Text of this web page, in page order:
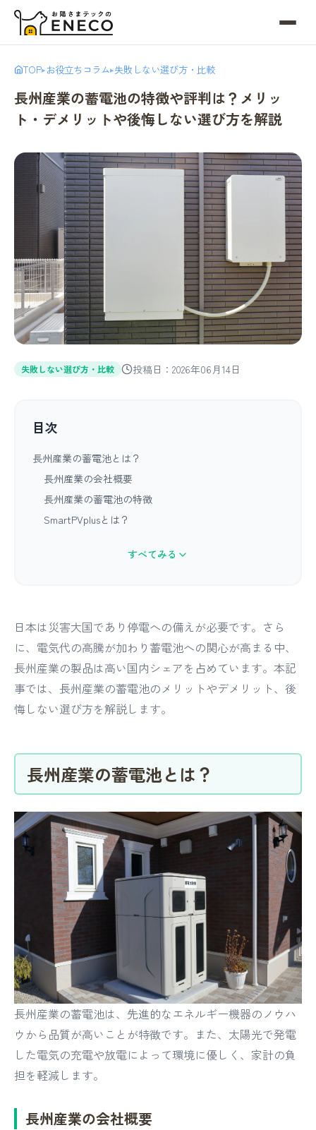
TOP▸お役立ちコラム▸失敗しない選び方・比較
長州産業の蓄電池の特徴や評判は？メリッ
ト・デメリットや後悔しない選び方を解説
失敗しない選び方・比較 投稿日：2026年06月14日
目次
長州産業の蓄電池とは？
長州産業の会社概要
長州産業の蓄電池の特徴
SmartPVplusとは？
すべてみる
日本は災害大国であり停電への備えが必要です。さら
に、電気代の高騰が加わり蓄電池への関心が高まる中、
長州産業の製品は高い国内シェアを占めています。本記
事では、長州産業の蓄電池のメリットやデメリット、後
悔しない選び方を解説します。
長州産業の蓄電池とは？
長州産業の蓄電池は、先進的なエネルギー機器のノウハ
ウから品質が高いことが特徴です。また、太陽光で発電
した電気の充電や放電によって環境に優しく、家計の負
担を軽減します。
長州産業の会社概要